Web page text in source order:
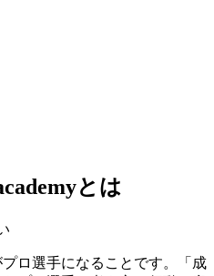
とは
ロ選手になることです。「成